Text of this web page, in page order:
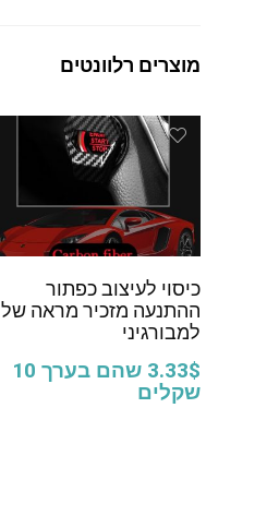
מוצרים רלוונטים
כיסוי לעיצוב כפתור
ההתנעה מזכיר מראה של
למבורגיני
3.33$ שהם בערך 10
שקלים